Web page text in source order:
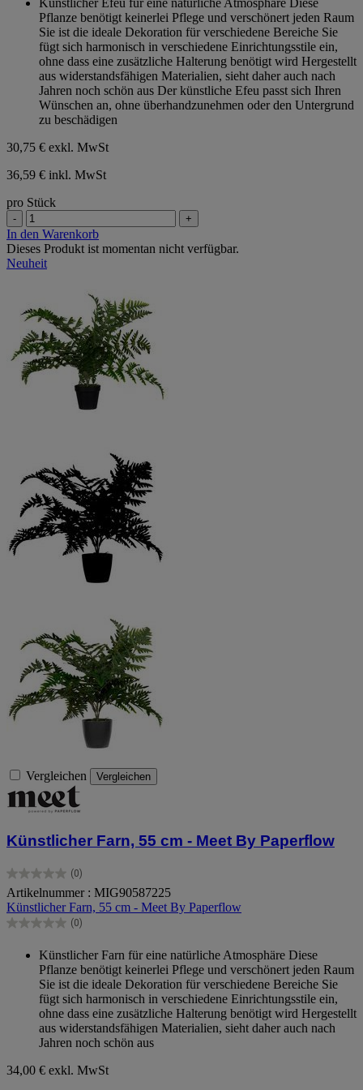
Sternen.
Künstlicher Efeu für eine natürliche Atmosphäre Diese
Pflanze benötigt keinerlei Pflege und verschönert jeden Raum
Sie ist die ideale Dekoration für verschiedene Bereiche Sie
fügt sich harmonisch in verschiedene Einrichtungsstile ein,
ohne dass eine zusätzliche Halterung benötigt wird Hergestellt
aus widerstandsfähigen Materialien, sieht daher auch nach
Jahren noch schön aus Der künstliche Efeu passt sich Ihren
Wünschen an, ohne überhandzunehmen oder den Untergrund
zu beschädigen
30,75 € exkl. MwSt
36,59 € inkl. MwSt
pro Stück
- +
In den Warenkorb
Dieses Produkt ist momentan nicht verfügbar.
Neuheit
Vergleichen Vergleichen
Künstlicher Farn, 55 cm - Meet By Paperflow
(0)
0.0
von
5
Sternen.
Artikelnummer : MIG90587225
Künstlicher Farn, 55 cm - Meet By Paperflow
(0)
0.0
Sternen.
Künstlicher Farn für eine natürliche Atmosphäre Diese
Pflanze benötigt keinerlei Pflege und verschönert jeden Raum
Sie ist die ideale Dekoration für verschiedene Bereiche Sie
fügt sich harmonisch in verschiedene Einrichtungsstile ein,
ohne dass eine zusätzliche Halterung benötigt wird Hergestellt
aus widerstandsfähigen Materialien, sieht daher auch nach
Jahren noch schön aus
34,00 € exkl. MwSt